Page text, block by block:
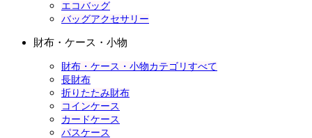
エコバッグ
バッグアクセサリー
財布・ケース・小物
財布・ケース・小物カテゴリすべて
長財布
折りたたみ財布
コインケース
カードケース
パスケース